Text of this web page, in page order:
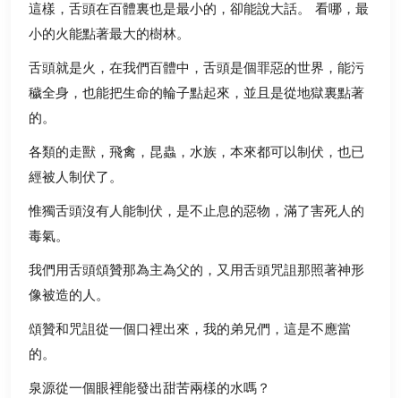
這樣，舌頭在百體裏也是最小的，卻能說大話。 看哪，最
小的火能點著最大的樹林。
舌頭就是火，在我們百體中，舌頭是個罪惡的世界，能污
穢全身，也能把生命的輪子點起來，並且是從地獄裏點著
的。
各類的走獸，飛禽，昆蟲，水族，本來都可以制伏，也已
經被人制伏了。
惟獨舌頭沒有人能制伏，是不止息的惡物，滿了害死人的
毒氣。
我們用舌頭頌贊那為主為父的，又用舌頭咒詛那照著神形
像被造的人。
頌贊和咒詛從一個口裡出來，我的弟兄們，這是不應當
的。
泉源從一個眼裡能發出甜苦兩樣的水嗎？